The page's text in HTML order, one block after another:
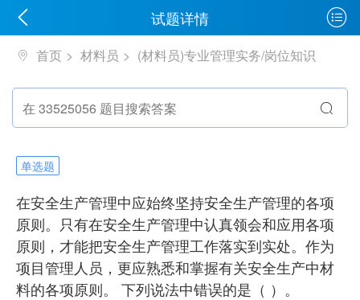
试题详情
首页 材料员 (材料员)专业管理实务/岗位知识
单选题
在安全生产管理中应始终坚持安全生产管理的各项
原则。只有在安全生产管理中认真领会和应用各项
原则，才能把安全生产管理工作落实到实处。作为
项目管理人员，更应熟悉和掌握有关安全生产中材
料的各项原则。 下列说法中错误的是（ ）。